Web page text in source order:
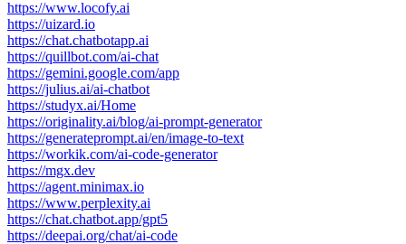
https://www.locofy.ai
https://uizard.io
https://chat.chatbotapp.ai
https://quillbot.com/ai-chat
https://gemini.google.com/app
https://julius.ai/ai-chatbot
https://studyx.ai/Home
https://originality.ai/blog/ai-prompt-generator
https://generateprompt.ai/en/image-to-text
https://workik.com/ai-code-generator
https://mgx.dev
https://agent.minimax.io
https://www.perplexity.ai
https://chat.chatbot.app/gpt5
https://deepai.org/chat/ai-code